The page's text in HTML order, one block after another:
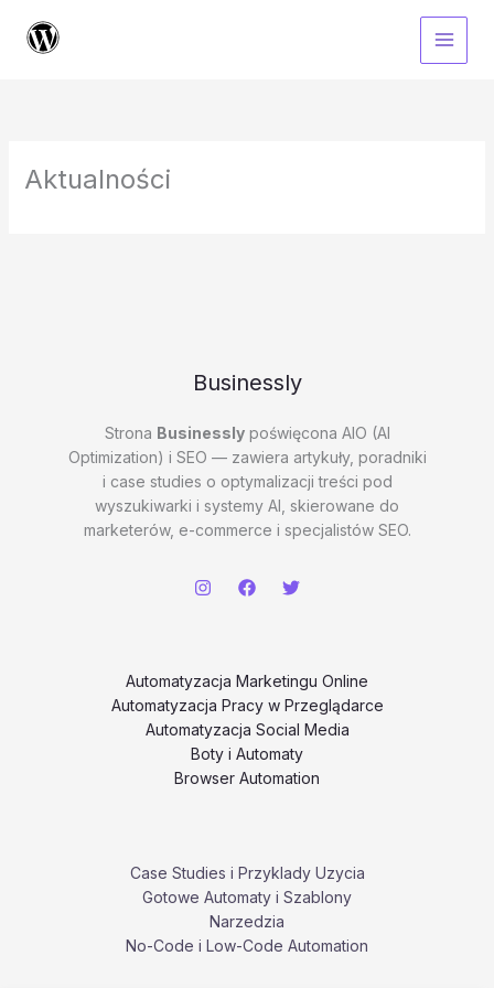
treści
Aktualności
Businessly
Strona Businesslypoświęcona AIO (AI
Optimization) i SEO — zawiera artykuły, poradniki
i case studies o optymalizacji treści pod
wyszukiwarki i systemy AI, skierowane do
marketerów, e-commerce i specjalistów SEO.
Automatyzacja Marketingu Online
Automatyzacja Pracy w Przeglądarce
Automatyzacja Social Media
Boty i Automaty
Browser Automation
Case Studies i Przyklady Uzycia
Gotowe Automaty i Szablony
Narzedzia
No-Code i Low-Code Automation